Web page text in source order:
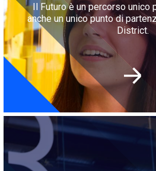
Il Futuro è un percorso unico
anche un unico punto di
District.